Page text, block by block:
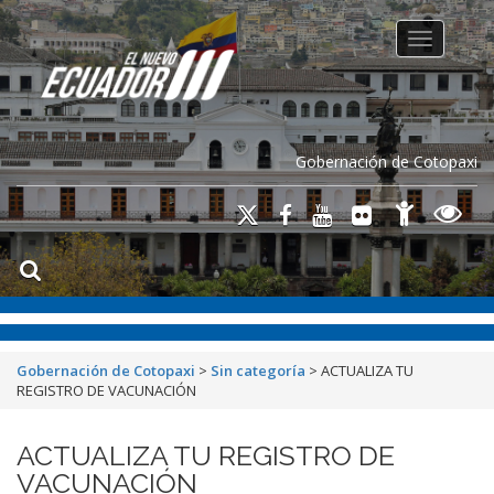
Gobernación de Cotopaxi
Toggle
Gobernación de Cotopaxi > Sin categoría > ACTUALIZA TU
REGISTRO DE VACUNACIÓN
ACTUALIZA TU REGISTRO DE
VACUNACIÓN